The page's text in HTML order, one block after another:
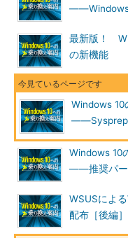
画面2
ると、Microsoftアカ
ーズ
なお、仮想マシンにク
マシンのテンプレートに
奨パーティション構成に
物理マシン用にC:ドライ
――Windows
最新版！
の新機能
Windows 10
――Sysprep
Windows 10
――推奨パー
WSUSによ
配布［後編］